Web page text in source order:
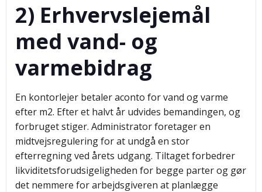
2) Erhvervslejemål
med vand- og
varmebidrag
En kontorlejer betaler aconto for vand og varme
efter m2. Efter et halvt år udvides bemandingen, og
forbruget stiger. Administrator foretager en
midtvejsregulering for at undgå en stor
efterregning ved årets udgang. Tiltaget forbedrer
likviditetsforudsigeligheden for begge parter og gør
det nemmere for arbejdsgiveren at planlægge